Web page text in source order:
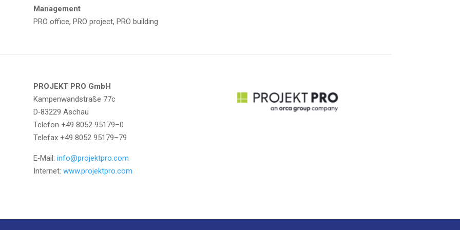
Manage­ment
PRO office, PRO pro­ject, PRO building
PROJEKT PRO GmbH
Kam­pen­wand­stra­ße 77c
D‑83229 Aschau
Tele­fon +49 8052 95179–0
Tele­fax +49 8052 95179–79
E‑Mail: info@projektpro.com
Inter­net: www.projektpro.com